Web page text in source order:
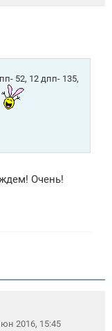
52, 12 дпп- 135,
Очень!
2016, 15:45